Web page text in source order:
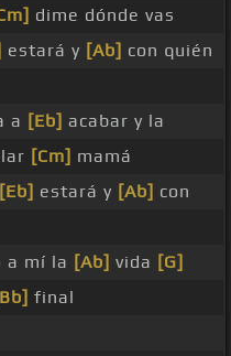
dime dónde vas
estará y [Ab] con quién
a [Eb] acabar y la
[Cm] mamá
[Eb] estará y [Ab] con
a mí la [Ab] vida [G]
final